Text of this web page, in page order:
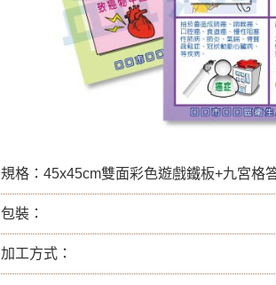
規格：45x45cm雙面彩色遊戲鐵板+九宮格
包裝：
加工方式：